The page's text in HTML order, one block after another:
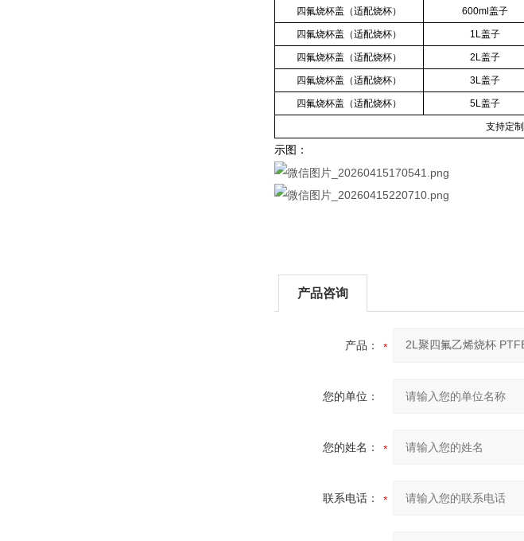
四氟烧杯盖（适配烧杯） 600ml盖子
四氟烧杯盖（适配烧杯） 1L盖子
四氟烧杯盖（适配烧杯） 2L盖子
四氟烧杯盖（适配烧杯） 3L盖子
四氟烧杯盖（适配烧杯） 5L盖子
支持定
示图：
产品咨询
产品：
您的单位：
您的姓名：
联系电话：